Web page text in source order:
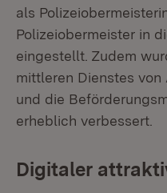
als
Polizeiobermeister in
eingestellt. Zudem
mittleren Dienstes
und die
erheblich verbessert.
Digitaler